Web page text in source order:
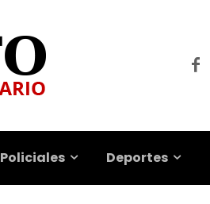
Policiales Deportes